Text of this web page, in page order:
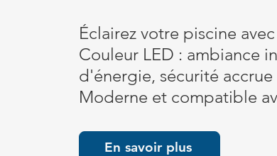
Éclairez votre piscine
Couleur LED : ambiance
d'énergie, sécurité
Moderne et compatible
En savoir plus